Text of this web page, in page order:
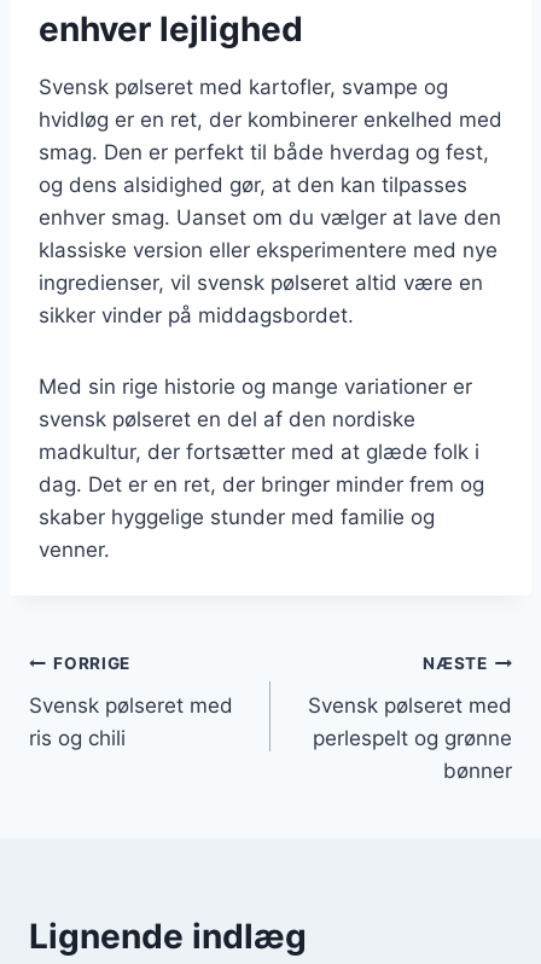
enhver lejlighed
Svensk pølseret med kartofler, svampe og
hvidløg er en ret, der kombinerer enkelhed med
smag. Den er perfekt til både hverdag og fest,
og dens alsidighed gør, at den kan tilpasses
enhver smag. Uanset om du vælger at lave den
klassiske version eller eksperimentere med nye
ingredienser, vil svensk pølseret altid være en
sikker vinder på middagsbordet.
Med sin rige historie og mange variationer er
svensk pølseret en del af den nordiske
madkultur, der fortsætter med at glæde folk i
dag. Det er en ret, der bringer minder frem og
skaber hyggelige stunder med familie og
venner.
Indlægsnavigation
FORRIGE
Svensk pølseret med
ris og chili
NÆSTE
Svensk pølseret med
perlespelt og grønne
bønner
Lignende indlæg